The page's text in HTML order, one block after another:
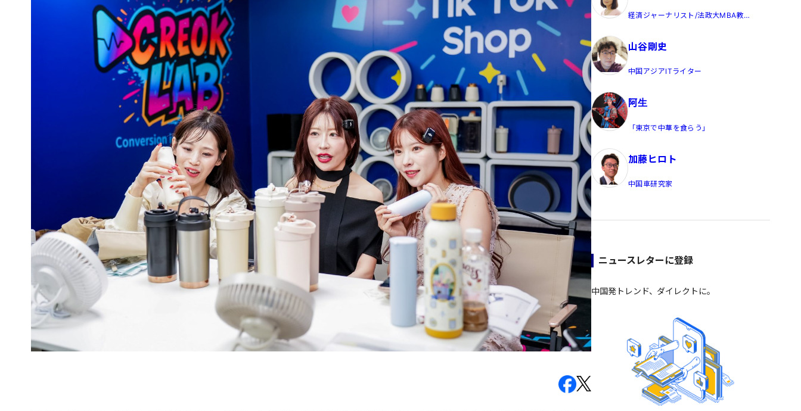
経済ジャーナリスト/法政大MBA教
山谷剛史
中国アジアITライター
阿生
「東京で中華を食らう」
加藤ヒロト
中国車研究家
ニュースレターに登録
中国発トレンド、ダイレクトに。